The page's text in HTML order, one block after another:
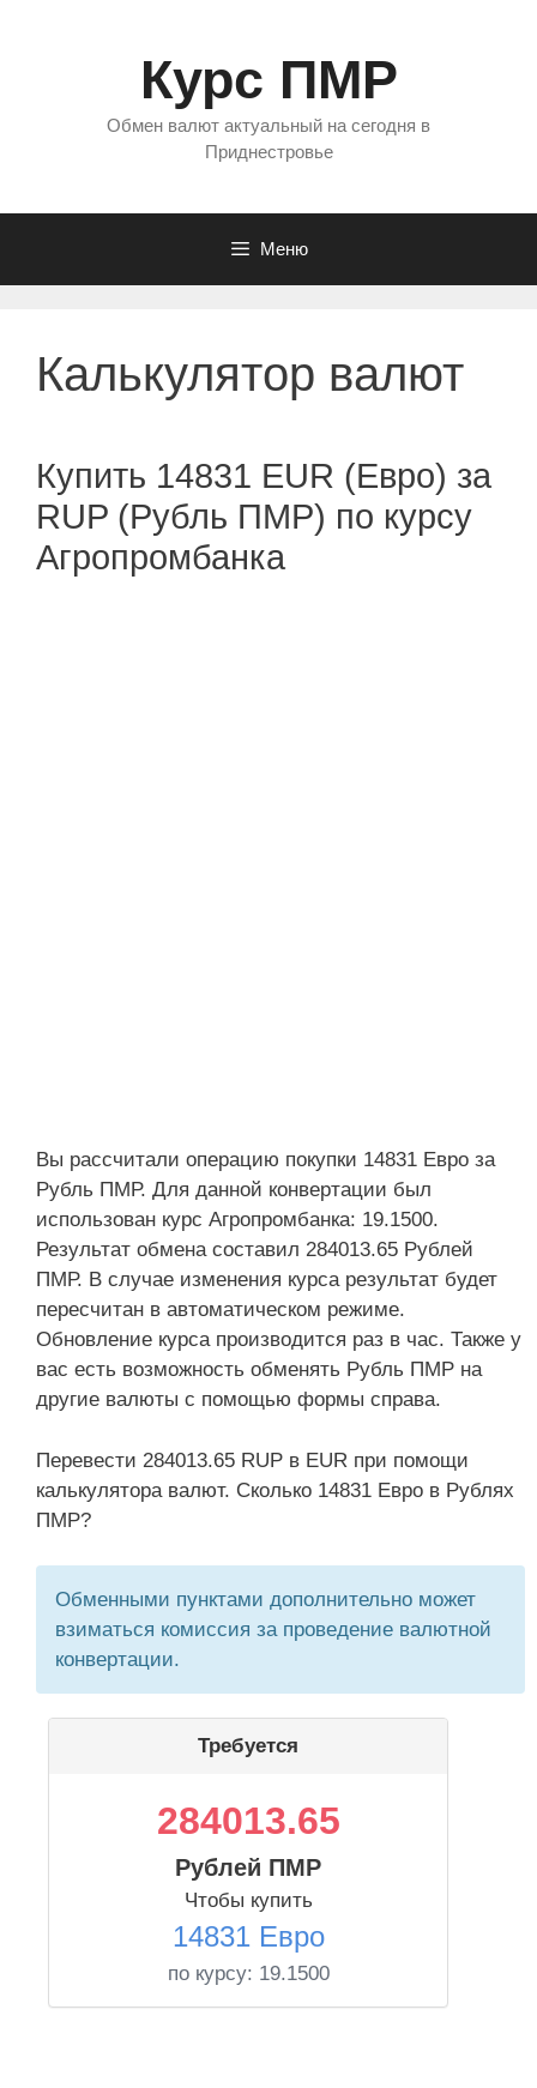
Курс ПМР
Обмен валют актуальный на сегодня в
Приднестровье
Меню
Калькулятор валют
Купить 14831 EUR (Евро) за
RUP (Рубль ПМР) по курсу
Агропромбанка
Вы рассчитали операцию покупки 14831 Евро за
Рубль ПМР. Для данной конвертации был
использован курс Агропромбанка: 19.1500.
Результат обмена составил 284013.65 Рублей
ПМР. В случае изменения курса результат будет
пересчитан в автоматическом режиме.
Обновление курса производится раз в час. Также у
вас есть возможность обменять Рубль ПМР на
другие валюты с помощью формы справа.
Перевести 284013.65 RUP в EUR при помощи
калькулятора валют. Сколько 14831 Евро в Рублях
ПМР?
Обменными пунктами дополнительно может
взиматься комиссия за проведение валютной
конвертации.
Требуется
284013.65
Рублей ПМР
Чтобы купить
14831 Евро
по курсу: 19.1500